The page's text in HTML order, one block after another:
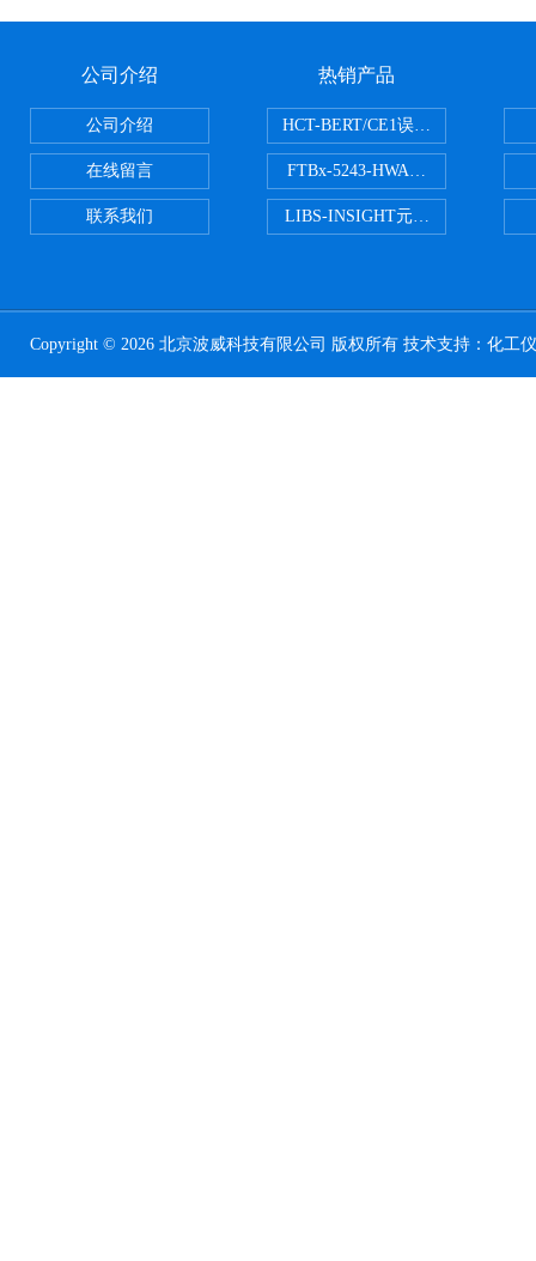
公司介绍
公司介绍
在线留言
联系我们
热销产品
HCT-BERT/CE1误码测试仪
FTBx-5243-HWA光谱分析仪
LIBS-INSIGHT元素光谱分析仪
Copyright © 2026 北京波威科技有限公司 版权所有 技术支持： 化工